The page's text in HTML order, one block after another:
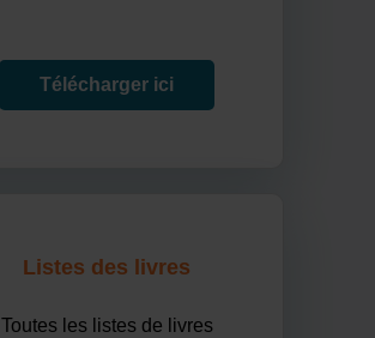
Télécharger ici
Listes des livres
Toutes les listes de livres